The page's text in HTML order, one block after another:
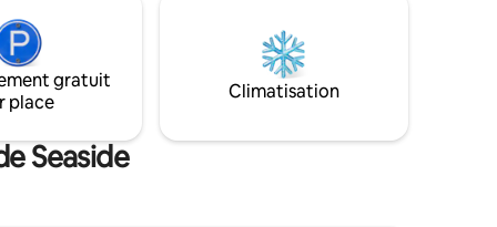
la
Dirigez-vous vers la salle de jeux et
continuez à vous amuser.
gratuit
place
Climatisation
Seaside